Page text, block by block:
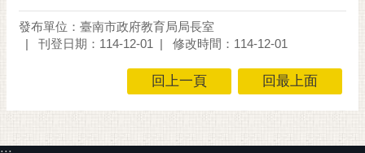
發布單位：臺南市政府教育局局長室
刊登日期：114-12-01
修改時間：114-12-01
回上一頁 回最上面